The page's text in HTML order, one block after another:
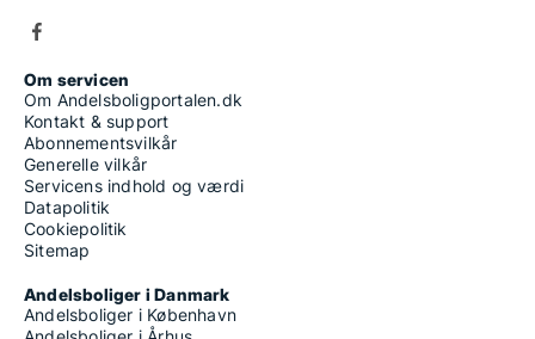
Om servicen
Om Andelsboligportalen.dk
Kontakt & support
Abonnementsvilkår
Generelle vilkår
Servicens indhold og værdi
Datapolitik
Cookiepolitik
Sitemap
Andelsboliger i Danmark
Andelsboliger i København